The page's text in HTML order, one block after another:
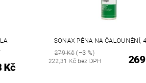
-
Kč
SONAX PĚNA NA ČALOUNĚNÍ,
279 Kč (–3 %)
222,31 Kč bez DPH